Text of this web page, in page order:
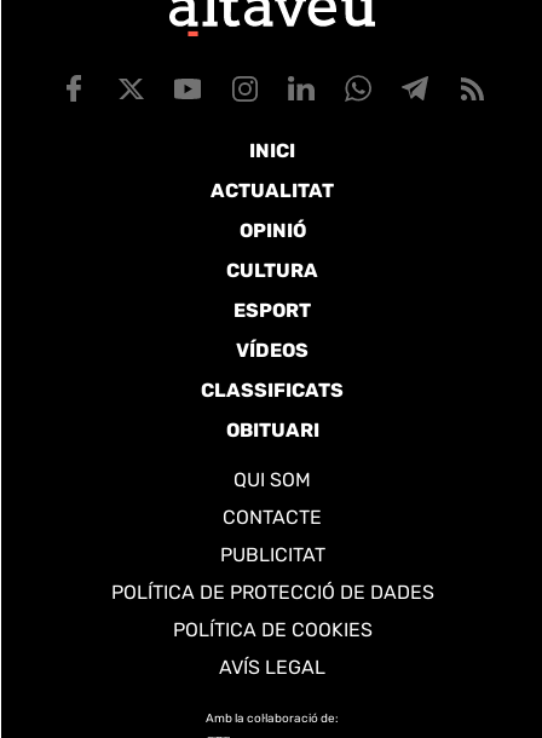
INICI
ACTUALITAT
OPINIÓ
CULTURA
ESPORT
VÍDEOS
CLASSIFICATS
OBITUARI
QUI SOM
CONTACTE
PUBLICITAT
POLÍTICA DE PROTECCIÓ DE DADES
POLÍTICA DE COOKIES
AVÍS LEGAL
Amb la col·laboració de: